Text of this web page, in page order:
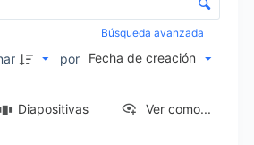
Búsqueda avanzada
por Fecha de creación
Diapositivas Ver como...